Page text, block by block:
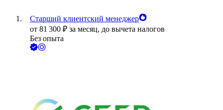
Старший клиентский менеджер
от 81 300 ₽ за месяц, до вычета налогов
Без опыта